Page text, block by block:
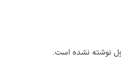
نوشته نشده است.